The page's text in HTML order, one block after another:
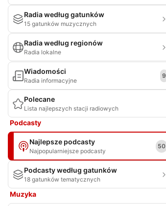
Radia według gatunków
15 gatunków muzycznych
Radia według regionów
Radia lokalne
Wiadomości
Radia informacyjne
9
Polecane
Lista najlepszych stacji radiowych
Podcasty
Najlepsze podcasty
Najpopularniejsze podcasty
50
Podcasty według gatunków
18 gatunków tematycznych
Muzyka